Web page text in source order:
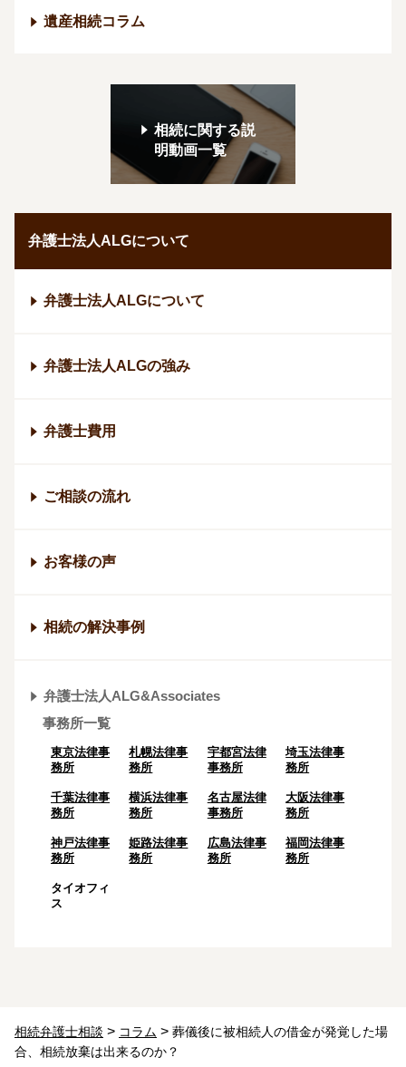
遺産相続コラム
相続に関する説
明動画一覧
弁護士法人ALGについて
弁護士法人ALGについて
弁護士法人ALGの強み
弁護士費用
ご相談の流れ
お客様の声
相続の解決事例
弁護士法人ALG&Associates
事務所一覧
東京法律事
務所
札幌法律事
務所
宇都宮法律
事務所
埼玉法律事
務所
千葉法律事
務所
横浜法律事
務所
名古屋法律
事務所
大阪法律事
務所
神戸法律事
務所
姫路法律事
務所
広島法律事
務所
福岡法律事
務所
タイオフィ
ス
相続弁護士相談 > コラム > 葬儀後に被相続人の借金が発覚した場
合、相続放棄は出来るのか？